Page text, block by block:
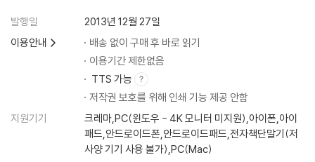
발행일
2013년 12월 27일
이용안내
배송 없이 구매 후 바로 읽기
이용기간 제한없음
TTS 가능
저작권 보호를 위해 인쇄 기능 제공 안함
지원기기
크레마,PC(윈도우 - 4K 모니터 미지원),아이폰,아이
패드,안드로이드폰,안드로이드패드,전자책단말기(저
사양 기기 사용 불가),PC(Mac)